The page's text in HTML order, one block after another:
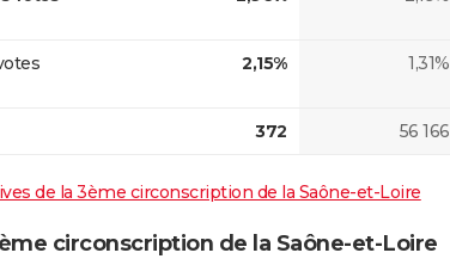
2,15% 1,31%
372 56 166
de la 3ème circonscription de la Saône-et-Loire
circonscription de la Saône-et-Loire